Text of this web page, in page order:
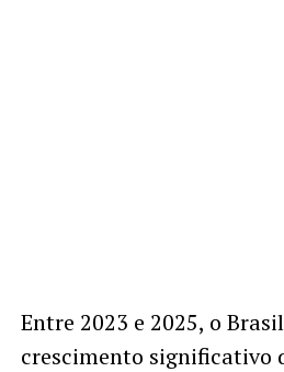
Entre 2023 e 2025, o
crescimento significativo